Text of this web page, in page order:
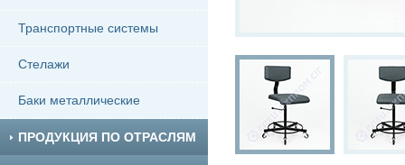
Транспортные системы
Стелажи
Баки металлические
ПРОДУКЦИЯ ПО ОТРАСЛЯМ